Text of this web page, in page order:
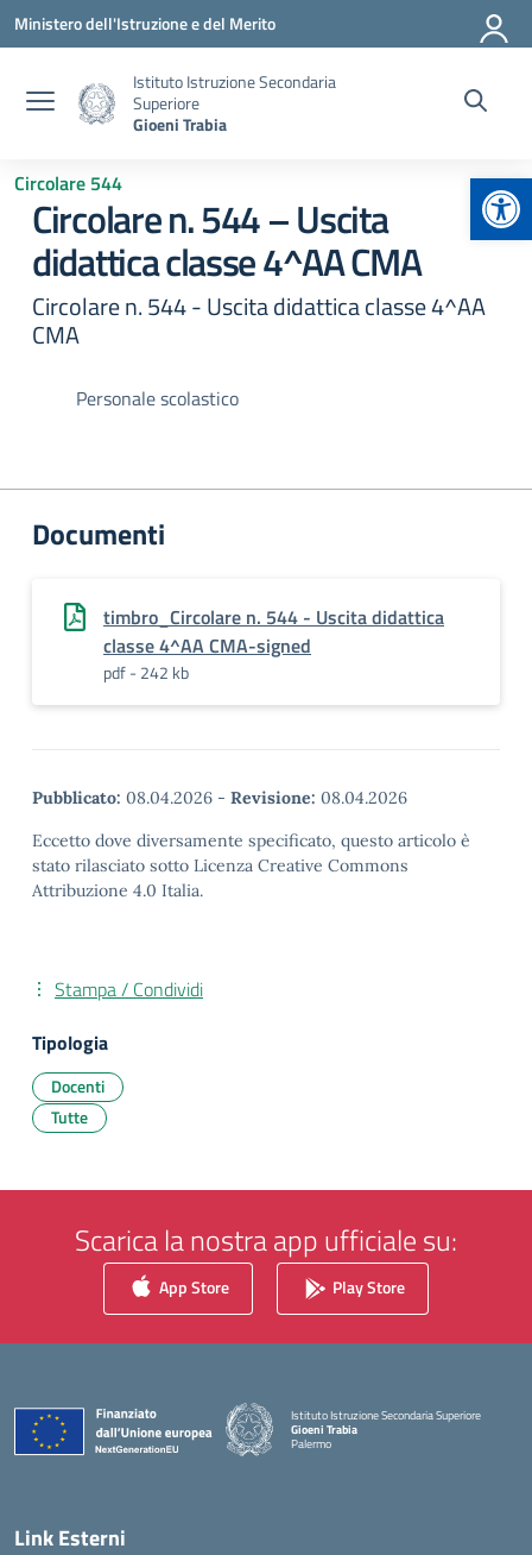
Vai ai contenuti
Vai al menu di navigazione
Vai al footer
Ministero dell'Istruzione e del Merito
Istituto Istruzione Secondaria
Superiore
Gioeni Trabia
Circolare 544
Circolare n. 544 – Uscita
didattica classe 4^AA CMA
Circolare n. 544 - Uscita didattica classe 4^AA
CMA
Personale scolastico
Documenti
timbro_Circolare n. 544 - Uscita didattica
classe 4^AA CMA-signed
pdf - 242 kb
Pubblicato: 08.04.2026 - Revisione: 08.04.2026
Eccetto dove diversamente specificato, questo articolo è
stato rilasciato sotto Licenza Creative Commons
Attribuzione 4.0 Italia.
Stampa / Condividi
Tipologia
Docenti
Tutte
Scarica la nostra app ufficiale su:
App Store Play Store
Istituto Istruzione Secondaria Superiore
Gioeni Trabia
Palermo
Link Esterni